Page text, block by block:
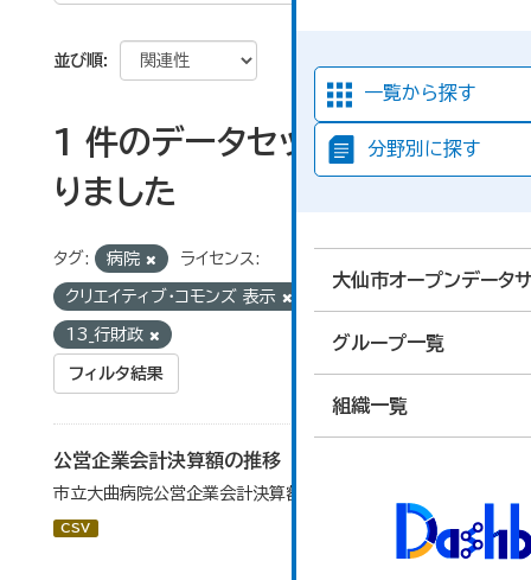
一覧から探す
分野別に探す
大仙市オープンデータ
グループ一覧
組織一覧
並び順
1 件のデータセットが見つか
りました
タグ: 病院 ライセンス:
クリエイティブ・コモンズ 表示
13_行財政
フィルタ結果
公営企業会計決算額の推移
市立大曲病院公営企業会計決算額の年度別推移です。
CSV